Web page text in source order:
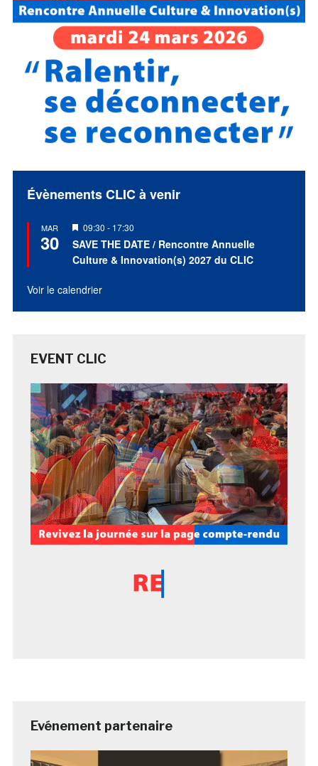
Évènements CLIC à venir
MAR
30
Mis
en
avant
09:30 - 17:30
SAVE THE DATE / Rencontre Annuelle
Culture & Innovation(s) 2027 du CLIC
Voir le calendrier
EVENT CLIC
Evénement partenaire